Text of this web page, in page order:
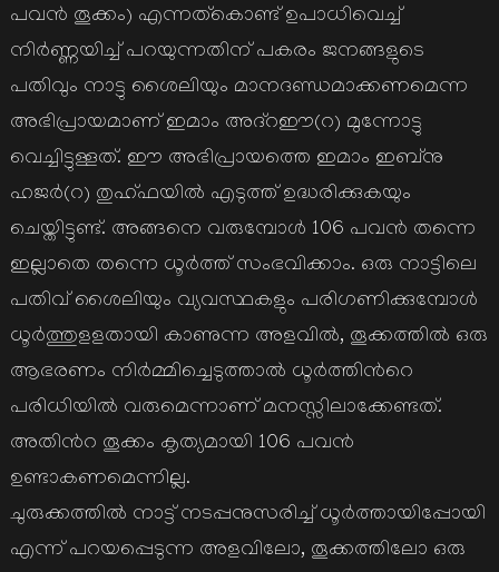
പവന്‍ തൂക്കം) എന്നത്കൊണ്ട് ഉപാധിവെച്ച്
നിര്‍ണ്ണയിച്ച് പറയുന്നതിന് പകരം ജനങ്ങളുടെ
പതിവും നാട്ടു ശൈലിയും മാനദണ്ഡമാക്കണമെന്ന
അഭിപ്രായമാണ് ഇമാം അദ്റഈ(റ) മുന്നോട്ടു
വെച്ചിട്ടുള്ളത്. ഈ അഭിപ്രായത്തെ ഇമാം ഇബ്നു
ഹജര്‍(റ) തുഹ്ഫയില്‍ എടുത്ത് ഉദ്ധരിക്കുകയും
ചെയ്തിട്ടുണ്ട്. അങ്ങനെ വരുമ്പോള്‍ 106 പവന്‍ തന്നെ
ഇല്ലാതെ തന്നെ ധൂര്‍ത്ത് സംഭവിക്കാം. ഒരു നാട്ടിലെ
പതിവ് ശൈലിയും വ്യവസ്ഥകളും പരിഗണിക്കുമ്പോള്‍
ധൂര്‍ത്തുളളതായി കാണുന്ന അളവില്‍, തൂക്കത്തില്‍ ഒരു
ആഭരണം നിര്‍മ്മിച്ചെടുത്താല്‍ ധൂര്‍ത്തിന്‍റെ
പരിധിയില്‍ വരുമെന്നാണ് മനസ്സിലാക്കേണ്ടത്.
അതിന്‍റ തൂക്കം കൃത്യമായി 106 പവന്‍
ഉണ്ടാകണമെന്നില്ല.
ചുരുക്കത്തില്‍ നാട്ട് നടപ്പനുസരിച്ച് ധൂര്‍ത്തായിപ്പോയി
എന്ന് പറയപ്പെടുന്ന അളവിലോ, തൂക്കത്തിലോ ഒരു